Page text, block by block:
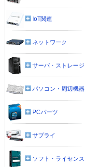
IoT関連
ネットワーク
サーバ・ストレージ
パソコン・周辺機器
PCパーツ
サプライ
ソフト・ライセンス